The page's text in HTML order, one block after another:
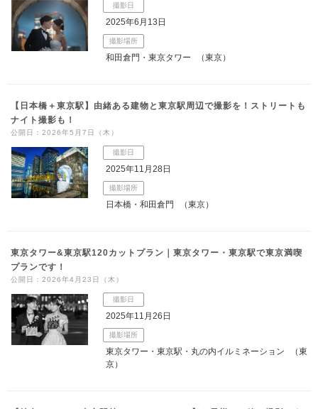
撮影日
2025年6月13日
撮影場所
和田倉門・東京タワー （東京）
【日本橋＋東京駅】由緒ある建物と東京駅周辺で撮影を！ストリートも
ナイト撮影も！
公開日：2026年5月7日（木）
撮影日
2025年11月28日
撮影場所
日本橋・和田倉門 （東京）
東京タワー&東京駅120カットプラン｜東京タワー・東京駅で東京満喫
プランです！
公開日：2026年4月23日（木）
撮影日
2025年11月26日
撮影場所
東京タワー・東京駅・丸の内イルミネーション
（東
京）